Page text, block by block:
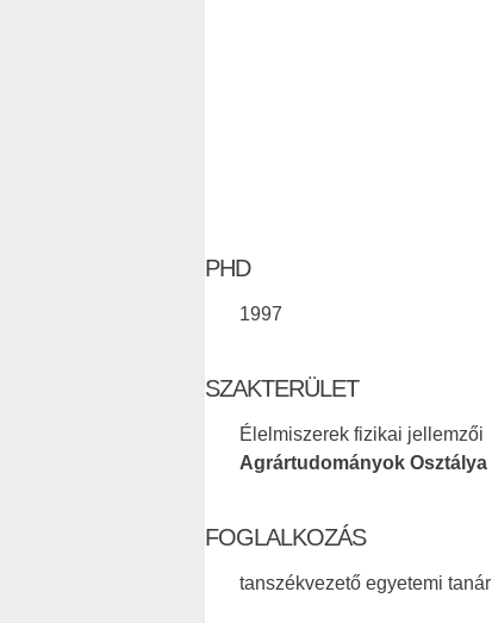
PHD
1997
SZAKTERÜLET
Élelmiszerek fizikai jellemzői
Agrártudományok Osztálya
FOGLALKOZÁS
tanszékvezető egyetemi tanár